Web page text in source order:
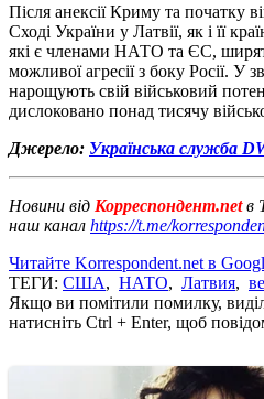
Після анексії Криму та початку
Сході України у Латвії, як і її
які є членами НАТО та ЄС,
можливої агресії з боку Росії. У
нарощують свій військовий
дислоковано понад тисячу
Джерело: Українська служба
Новини від Корреспондент.netв
наш канал https://t.me/
Читайте Korrespondent.net в
ТЕГИ: США, НАТО, Латвия,
Якщо ви помітили помилку,
натисніть Ctrl + Enter, щоб